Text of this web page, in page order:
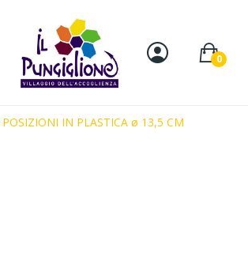
0
POSIZIONI IN PLASTICA ø 13,5 CM